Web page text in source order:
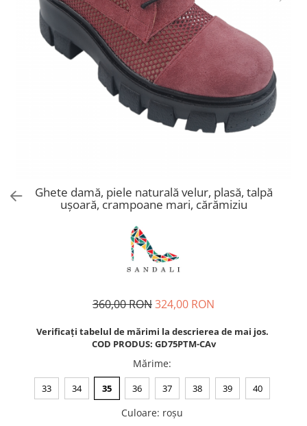
Ghete damă, piele naturală velur, plasă, talpă
ușoară, crampoane mari, cărămiziu
360,00 RON324,00 RON
Verificați tabelul de mărimi la descrierea de mai jos.
COD PRODUS: GD75PTM-CAv
Mărime:
33 34 35 36 37 38 39 40
Culoare: roșu